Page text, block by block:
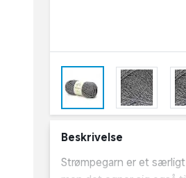
Beskrivelse
Strømpegarn er et